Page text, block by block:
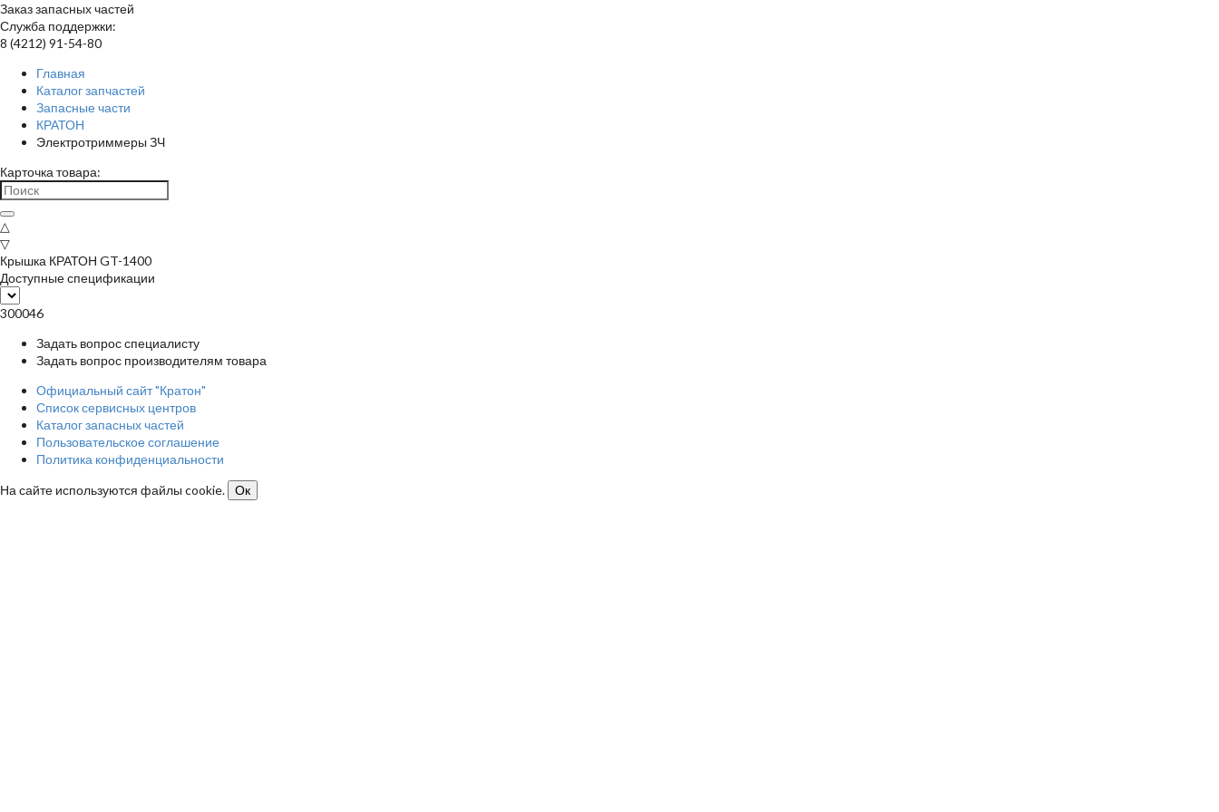
Заказ запасных частей
Служба поддержки:
8 (4212) 91-54-80
Главная
Каталог запчастей
Запасные части
КРАТОН
Электротриммеры ЗЧ
Карточка товара:
△
▽
Крышка КРАТОН GT-1400
Доступные спецификации
300046
Задать вопрос специалисту
Задать вопрос производителям товара
Официальный сайт "Кратон"
Список сервисных центров
Каталог запасных частей
Пользовательское соглашение
Политика конфиденциальности
На сайте используются файлы cookie.
Ок